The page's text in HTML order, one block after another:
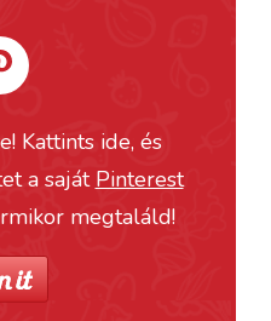
Kattints ide, és
a saját Pinterest
megtaláld!